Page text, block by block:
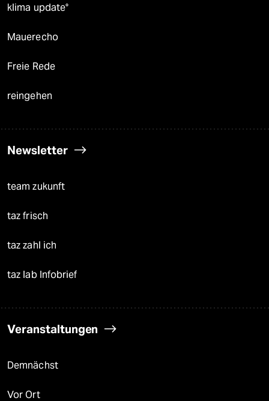
klima update°
Mauerecho
Freie Rede
reingehen
Newsletter
team zukunft
taz frisch
taz zahl ich
taz lab Infobrief
Veranstaltungen
Demnächst
Vor Ort